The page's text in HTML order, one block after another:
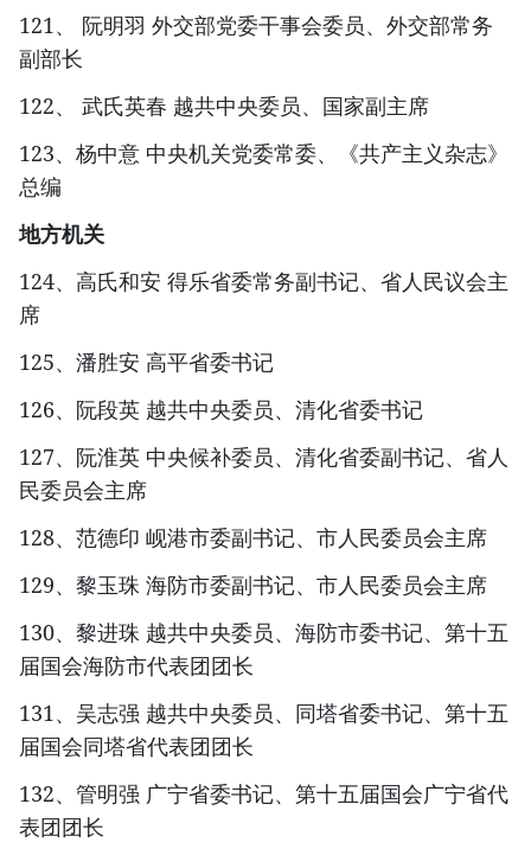
121、 阮明羽 外交部党委干事会委员、外交部常务
副部长
122、 武氏英春 越共中央委员、国家副主席
123、杨中意 中央机关党委常委、《共产主义杂志》
总编
地方机关
124、高氏和安 得乐省委常务副书记、省人民议会主
席
125、潘胜安 高平省委书记
126、阮段英 越共中央委员、清化省委书记
127、阮淮英 中央候补委员、清化省委副书记、省人
民委员会主席
128、范德印 岘港市委副书记、市人民委员会主席
129、黎玉珠 海防市委副书记、市人民委员会主席
130、黎进珠 越共中央委员、海防市委书记、第十五
届国会海防市代表团团长
131、吴志强 越共中央委员、同塔省委书记、第十五
届国会同塔省代表团团长
132、管明强 广宁省委书记、第十五届国会广宁省代
表团团长